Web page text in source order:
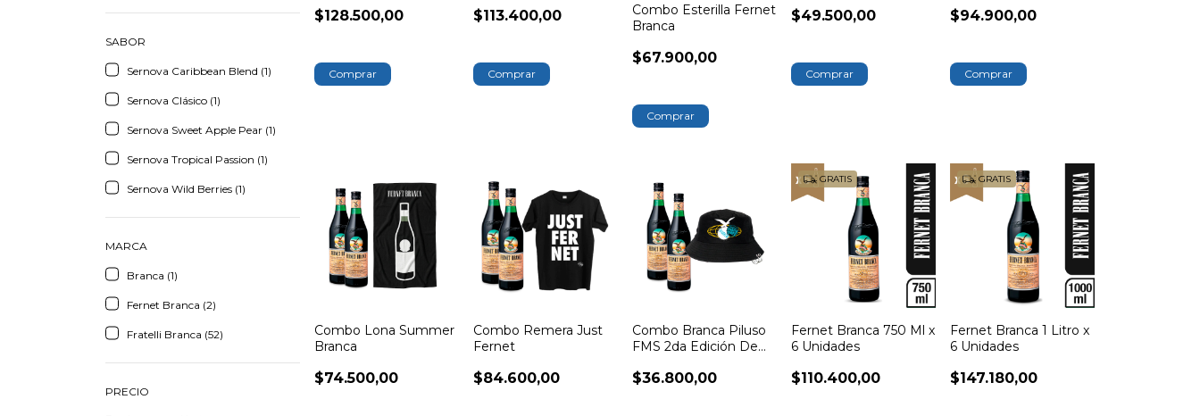
SABOR
Sernova Caribbean Blend (1)
Sernova Clásico (1)
Sernova Sweet Apple Pear (1)
Sernova Tropical Passion (1)
Sernova Wild Berries (1)
MARCA
Branca (1)
Fernet Branca (2)
Fratelli Branca (52)
PRECIO
$128.500,00
Comprar
$113.400,00
Combo Esterilla Fernet
Branca
$67.900,00
$49.500,00 $94.900,00
Combo Lona Summer
Branca
$74.500,00
Combo Remera Just
Fernet
$84.600,00
Combo Branca Piluso
FMS 2da Edición De
$36.800,00
GRATIS
Fernet Branca 750 Ml x
6 Unidades
$110.400,00
GRATIS
Fernet Branca 1 Litro x
6 Unidades
$147.180,00